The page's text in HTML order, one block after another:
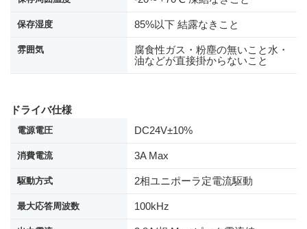
保存湿度 85%以下 結露なきこと
雰囲気
腐食性ガス・粉塵の無いこと水・
油などが直接掛からないこと
ドライバ仕様
電源電圧 DC24V±10%
消費電流 3A Max
駆動方式 2相ユニポーラ定電流駆動
最大応答周波数 100kHz